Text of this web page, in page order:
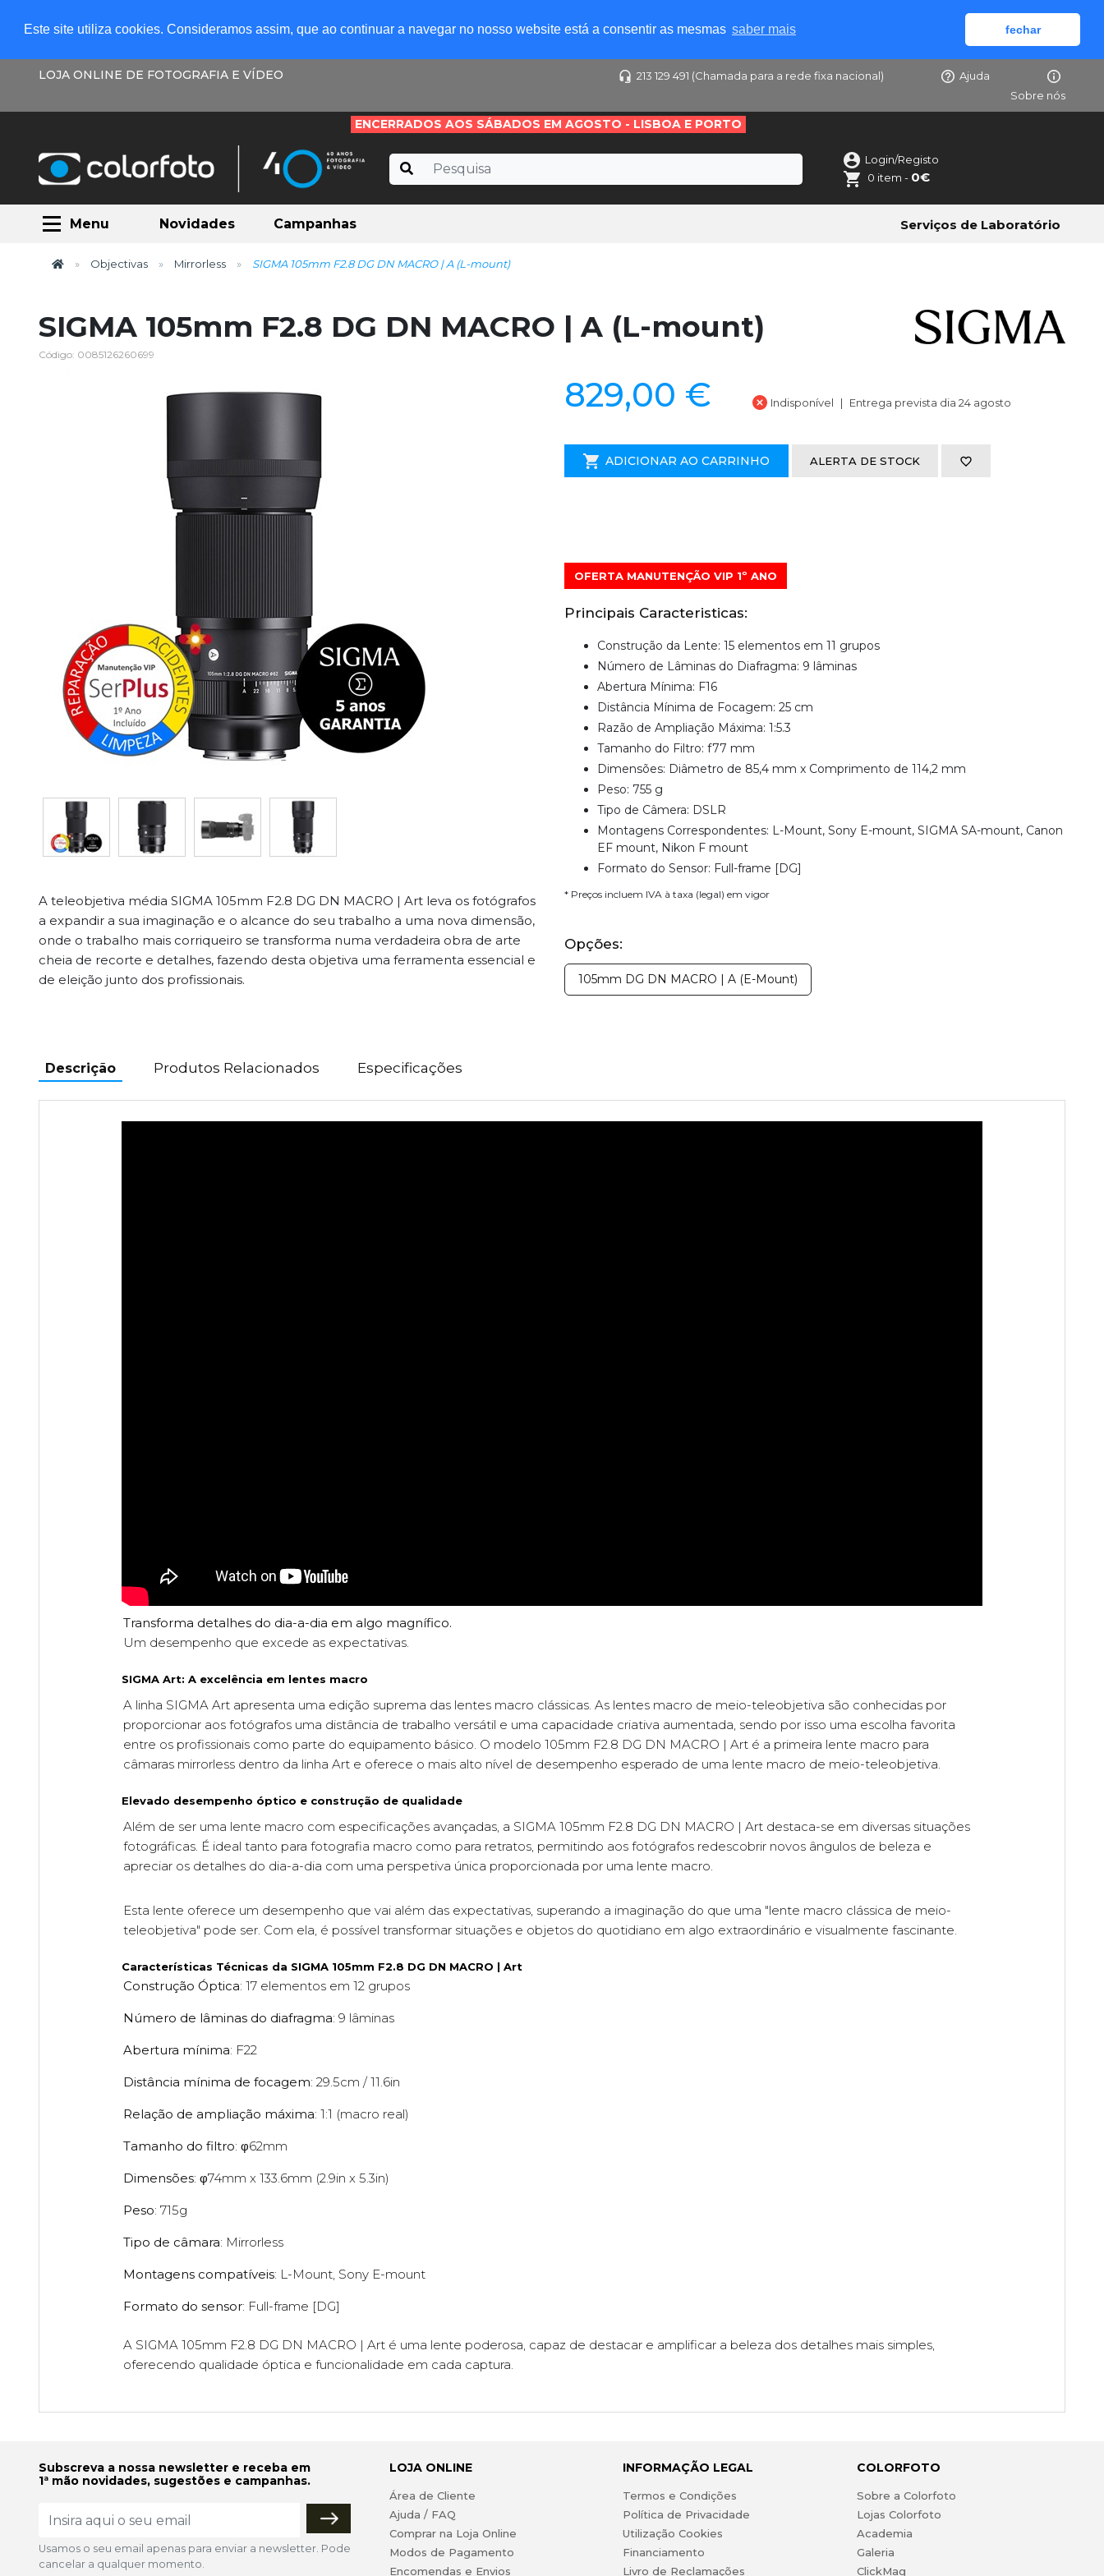
Este site utiliza cookies. Consideramos assim, que ao continuar a navegar no nosso website está a consentir as mesmas saber mais fechar
LOJA ONLINE DE FOTOGRAFIA E VÍDEO 213 129 491 (Chamada para a rede fixa nacional)
Ajuda
Sobre nós
ENCERRADOS AOS SÁBADOS EM AGOSTO - LISBOA E PORTO
Login/Registo
0 item - 0€
Menu Novidades Campanhas Serviços de Laboratório
Objectivas Mirrorless SIGMA 105mm F2.8 DG DN MACRO | A (L-mount)
SIGMA 105mm F2.8 DG DN MACRO | A (L-mount)
Código: 0085126260699
A teleobjetiva média SIGMA 105mm F2.8 DG DN MACRO | Art leva os fotógrafos
a expandir a sua imaginação e o alcance do seu trabalho a uma nova dimensão,
onde o trabalho mais corriqueiro se transforma numa verdadeira obra de arte
cheia de recorte e detalhes, fazendo desta objetiva uma ferramenta essencial e
de eleição junto dos profissionais.
829,00 € Indisponível Entrega prevista dia 24 agosto
ADICIONAR AO CARRINHO ALERTA DE STOCK
OFERTA MANUTENÇÃO VIP 1º ANO
Principais Caracteristicas:
Construção da Lente: 15 elementos em 11 grupos
Número de Lâminas do Diafragma: 9 lâminas
Abertura Mínima: F16
Distância Mínima de Focagem: 25 cm
Razão de Ampliação Máxima: 1:5.3
Tamanho do Filtro: f77 mm
Dimensões: Diâmetro de 85,4 mm x Comprimento de 114,2 mm
Peso: 755 g
Tipo de Câmera: DSLR
Montagens Correspondentes: L-Mount, Sony E-mount, SIGMA SA-mount, Canon
EF mount, Nikon F mount
Formato do Sensor: Full-frame [DG]
* Preços incluem IVA à taxa (legal) em vigor
Opções:
105mm DG DN MACRO | A (E-Mount)
Descrição Produtos Relacionados Especificações
Transforma detalhes do dia-a-dia em algo magnífico.
Um desempenho que excede as expectativas.
SIGMA Art: A excelência em lentes macro
A linha SIGMA Art apresenta uma edição suprema das lentes macro clássicas. As lentes macro de meio-teleobjetiva são conhecidas por
proporcionar aos fotógrafos uma distância de trabalho versátil e uma capacidade criativa aumentada, sendo por isso uma escolha favorita
entre os profissionais como parte do equipamento básico. O modelo 105mm F2.8 DG DN MACRO | Art é a primeira lente macro para
câmaras mirrorless dentro da linha Art e oferece o mais alto nível de desempenho esperado de uma lente macro de meio-teleobjetiva.
Elevado desempenho óptico e construção de qualidade
Além de ser uma lente macro com especificações avançadas, a SIGMA 105mm F2.8 DG DN MACRO | Art destaca-se em diversas situações
fotográficas. É ideal tanto para fotografia macro como para retratos, permitindo aos fotógrafos redescobrir novos ângulos de beleza e
apreciar os detalhes do dia-a-dia com uma perspetiva única proporcionada por uma lente macro.
Esta lente oferece um desempenho que vai além das expectativas, superando a imaginação do que uma "lente macro clássica de meio-
teleobjetiva" pode ser. Com ela, é possível transformar situações e objetos do quotidiano em algo extraordinário e visualmente fascinante.
Características Técnicas da SIGMA 105mm F2.8 DG DN MACRO | Art
Construção Óptica: 17 elementos em 12 grupos
Número de lâminas do diafragma: 9 lâminas
Abertura mínima: F22
Distância mínima de focagem: 29.5cm / 11.6in
Relação de ampliação máxima: 1:1 (macro real)
Tamanho do filtro: φ62mm
Dimensões: φ74mm x 133.6mm (2.9in x 5.3in)
Peso: 715g
Tipo de câmara: Mirrorless
Montagens compatíveis: L-Mount, Sony E-mount
Formato do sensor: Full-frame [DG]
A SIGMA 105mm F2.8 DG DN MACRO | Art é uma lente poderosa, capaz de destacar e amplificar a beleza dos detalhes mais simples,
oferecendo qualidade óptica e funcionalidade em cada captura.
Subscreva a nossa newsletter e receba em
1ª mão novidades, sugestões e campanhas.
Usamos o seu email apenas para enviar a newsletter. Pode
cancelar a qualquer momento.
LOJA ONLINE
Área de Cliente
Ajuda / FAQ
Comprar na Loja Online
Modos de Pagamento
Encomendas e Envios
INFORMAÇÃO LEGAL
Termos e Condições
Política de Privacidade
Utilização Cookies
Financiamento
Livro de Reclamações
COLORFOTO
Sobre a Colorfoto
Lojas Colorfoto
Academia
Galeria
ClickMag